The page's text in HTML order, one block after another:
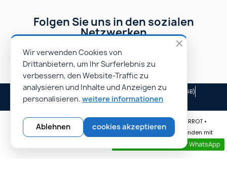
Folgen Sie uns in den sozialen
Netzwerken
Impressum
Allgemeine Geschäftsbedingungen (AGB)
Unsere Partner
© Rapidoprinting.fr 2026 | Website erstellt von Monsieur PIERROT •
Spezialist für E-Commerce-Websites • Erreichen Sie mehr Kunden mit
Kontaktieren sie uns per WhatsApp
Wir verwenden Cookies von
Drittanbietern, um Ihr Surferlebnis zu
verbessern, den Website-Traffic zu
analysieren und Inhalte und Anzeigen zu
personalisieren. weitere informationen
cookies akzeptieren
Ablehnen